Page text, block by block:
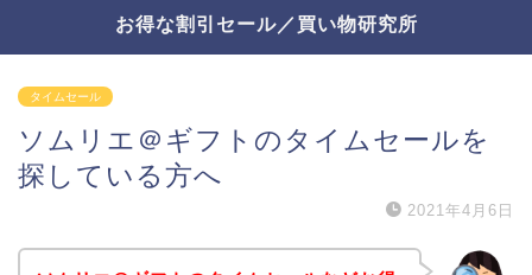
お得な割引セール／買い物研究所
タイムセール
ソムリエ＠ギフトのタイムセールを
探している方へ
2021年4月6日